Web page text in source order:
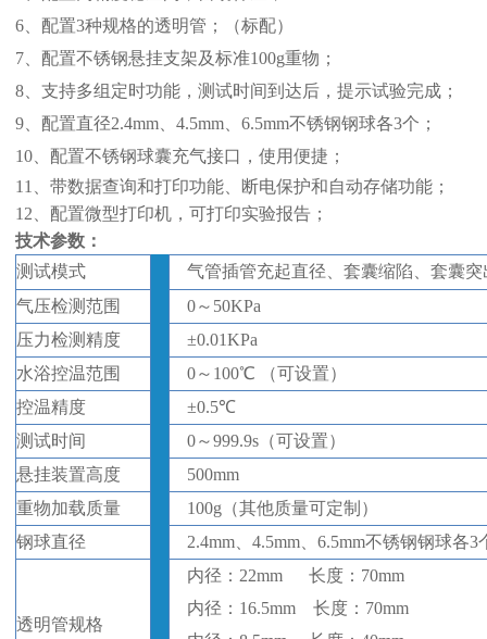
6、配置3种规格的透明管；（标配）
7、配置不锈钢悬挂支架及标准100g重物；
8、支持多组定时功能，测试时间到达后，提示试验完成；
9、配置直径2.4mm、4.5mm、6.5mm不锈钢钢球各3个；
10、配置不锈钢球囊充气接口，使用便捷；
11、带数据查询和打印功能、断电保护和自动存储功能；
12、配置微型打印机，可打印实验报告；
技术参数：
测试模式
气管插管充起直径、套囊缩陷、套囊突
气压检测范围
0～ 50KPa
压力检测精度
±0.01KPa
水浴控温范围
0～ 100℃
（可设置）
控温精度
±0.5℃
测试时间
0～999.9s（可设置）
悬挂装置高度
500mm
重物加载质量
100g（其他质量可定制）
钢球直径
2.4mm、4.5mm、6.5mm不锈钢钢球各
透明管规格
内径： 22mm 长度：70mm
内径： 16.5mm 长度：70mm